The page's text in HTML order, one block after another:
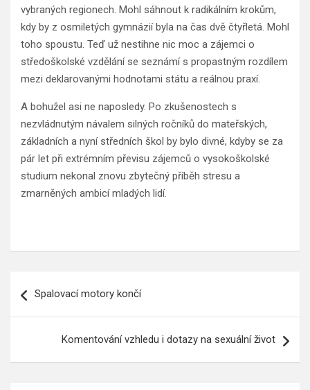
vybraných regionech. Mohl sáhnout k radikálním krokům,
kdy by z osmiletých gymnázií byla na čas dvě čtyřletá. Mohl
toho spoustu. Teď už nestihne nic moc a zájemci o
středoškolské vzdělání se seznámí s propastným rozdílem
mezi deklarovanými hodnotami státu a reálnou praxí.
A bohužel asi ne naposledy. Po zkušenostech s
nezvládnutým návalem silných ročníků do mateřských,
základních a nyní středních škol by bylo divné, kdyby se za
pár let při extrémním převisu zájemců o vysokoškolské
studium nekonal znovu zbytečný příběh stresu a
zmarněných ambicí mladých lidí.
proSpalovací motory končí
Komentování vzhledu i dotazy na sexuální život